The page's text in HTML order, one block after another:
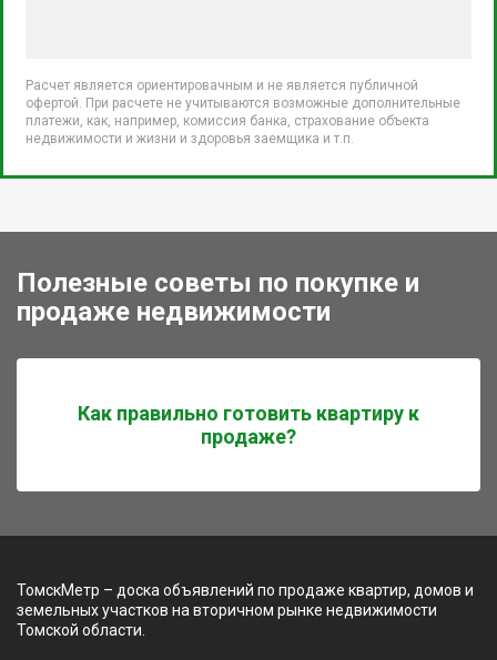
Расчет является ориентировачным и не является публичной
офертой. При расчете не учитываются возможные дополнительные
платежи, как, например, комиссия банка, страхование объекта
недвижимости и жизни и здоровья заемщика и т.п.
Полезные советы по покупке и
продаже недвижимости
Как правильно готовить квартиру к
продаже?
ТомскМетр – доска объявлений по продаже квартир, домов и
земельных участков на вторичном рынке недвижимости
Томской области.